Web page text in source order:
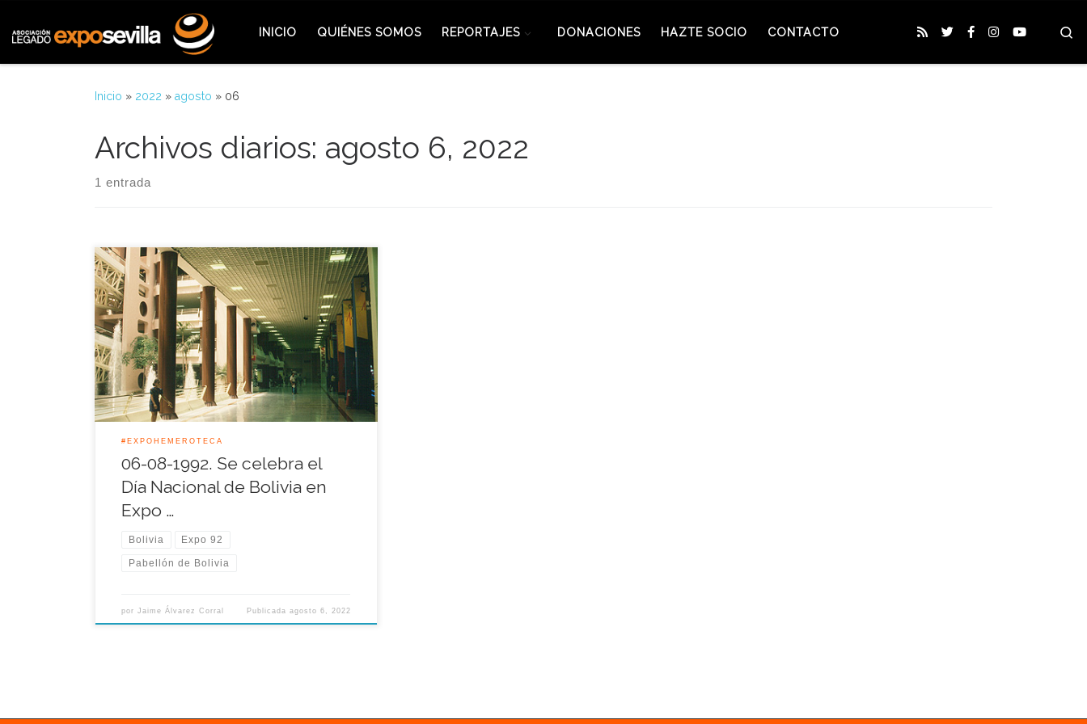
INICIO QUIÉNES SOMOS REPORTAJES DONACIONES HAZTE SOCIO CONTACTO
Inicio » 2022 » agosto » 06
Archivos diarios: agosto 6, 2022
1 entrada
Aquella jornada se celebró el Día Nacional de
Bolivia en el recinto de la Isla de la Cartuja. Los
actos contaron con la presencia del vicepresidente
de la Republica, Luis Ossio Sanjinés. Los
contenidos expositivos del pabellón de Bolivia
giraron en torno al pasado milenario, la época
colonial y el […]
#EXPOHEMEROTECA
06-08-1992. Se celebra el
Día Nacional de Bolivia en
Expo …
Bolivia Expo 92
Pabellón de Bolivia
porJaime Álvarez Corral Publicada agosto 6, 2022